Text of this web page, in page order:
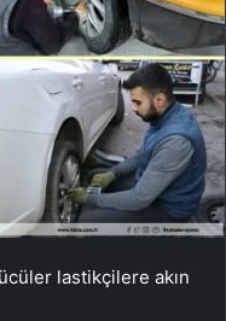
lastikçilere akın